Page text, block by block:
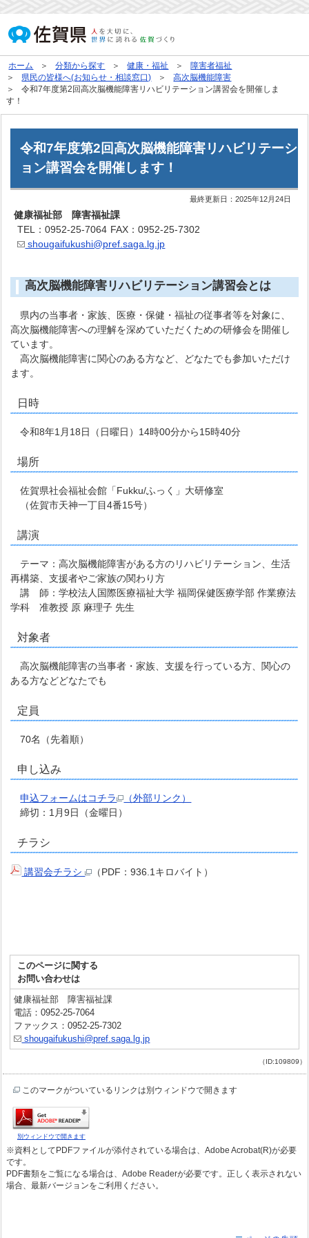
ホーム 分類から探す 健康・福祉
障害者福祉
県民の皆様へ(お知らせ・相談窓口)
高次脳機能障害
令和7年度第2回高次脳機能障害リハビリテーション講習会を開催しま
す！
令和7年度第2回高次脳機能障害リハビリテーシ
ョン講習会を開催します！
最終更新日：2025年12月24日
健康福祉部 障害福祉課
TEL：0952-25-7064 FAX：0952-25-7302
shougaifukushi@pref.saga.lg.jp
高次脳機能障害リハビリテーション講習会とは
県内の当事者・家族、医療・保健・福祉の従事者等を対象に、
高次脳機能障害への理解を深めていただくための研修会を開催し
ています。
高次脳機能障害に関心のある方など、どなたでも参加いただけ
ます。
日時
令和8年1月18日（日曜日）14時00分から15時40分
場所
佐賀県社会福祉会館「Fukku/ふっく」大研修室
（佐賀市天神一丁目4番15号）
講演
テーマ：高次脳機能障害がある方のリハビリテーション、生活
再構築、支援者やご家族の関わり方
講 師：学校法人国際医療福祉大学 福岡保健医療学部 作業療法
学科 准教授 原 麻理子 先生
対象者
高次脳機能障害の当事者・家族、支援を行っている方、関心の
ある方などどなたでも
定員
70名（先着順）
申し込み
申込フォームはコチラ
（外部リンク）
締切：1月9日（金曜日）
チラシ
講習会チラシ （PDF：936.1キロバイト）
このページに関する
お問い合わせは
健康福祉部 障害福祉課
電話：0952-25-7064
ファックス：0952-25-7302
shougaifukushi@pref.saga.lg.jp
（ID:109809）
このマークがついているリンクは別ウィンドウで開きます
別ウィンドウで開きます
※資料としてPDFファイルが添付されている場合は、Adobe Acrobat(R)が必要
です。
PDF書類をご覧になる場合は、Adobe Readerが必要です。正しく表示されない
場合、最新バージョンをご利用ください。